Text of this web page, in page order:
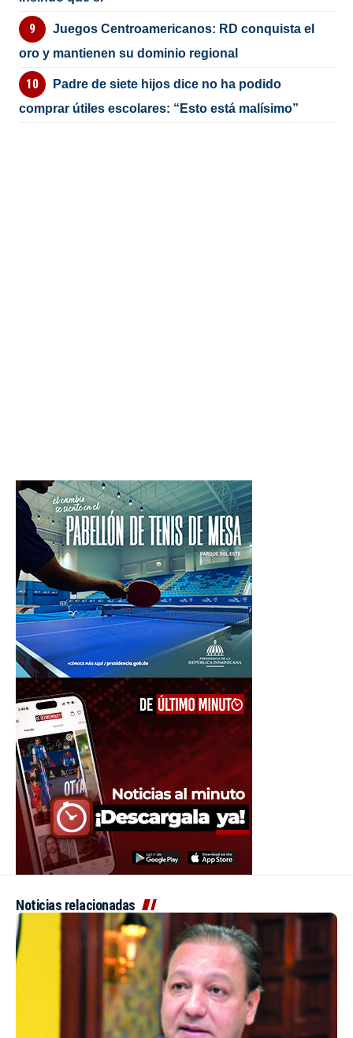
Juegos Centroamericanos: RD conquista el
oro y mantienen su dominio regional
Padre de siete hijos dice no ha podido
comprar útiles escolares: “Esto está malísimo”
Noticias relacionadas